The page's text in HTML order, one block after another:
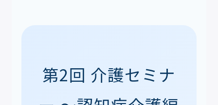
第2回 介護セミナ